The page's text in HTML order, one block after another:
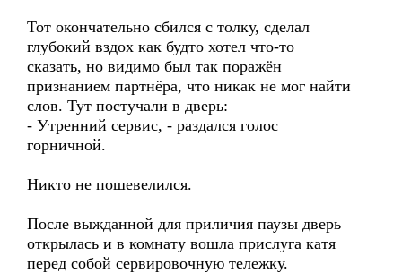
Тот окончательно сбился с толку, сделал
глубокий вздох как будто хотел что-то
сказать, но видимо был так поражён
признанием партнёра, что никак не мог найти
слов. Тут постучали в дверь:
- Утренний сервис, - раздался голос
горничной.
Никто не пошевелился.
После выжданной для приличия паузы дверь
открылась и в комнату вошла прислуга катя
перед собой сервировочную тележку.